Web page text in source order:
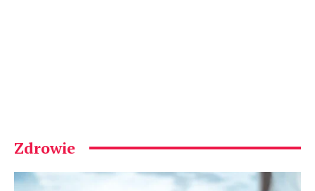
Zdrowie